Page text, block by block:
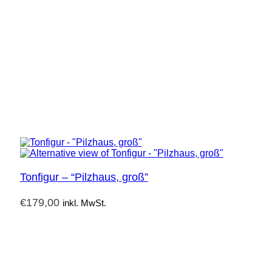
Tonfigur – “Pilzhaus, groß”
€179,00 inkl. MwSt.